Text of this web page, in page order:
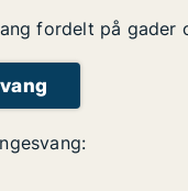
fordelt på